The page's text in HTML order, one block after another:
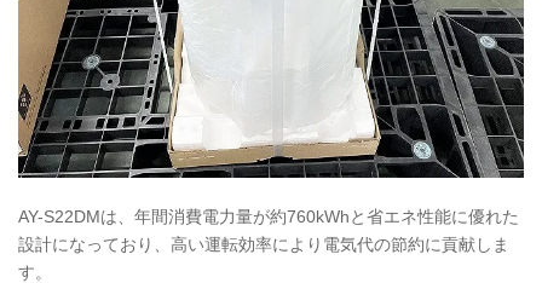
AY-S22DMは、年間消費電力量が約760kWhと省エネ性能に優れた
設計になっており、高い運転効率により電気代の節約に貢献しま
す。